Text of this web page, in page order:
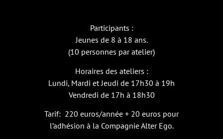
Participants :
Jeunes de 8 à 18 ans.
(10 personnes par atelier)
Horaires des ateliers :
Lundi, Mardi et Jeudi de 17h30 à 19h
Vendredi de 17h à 18h30
Tarif: 220 euros/année + 20 euros pour
l’adhésion à la Compagnie Alter Ego.